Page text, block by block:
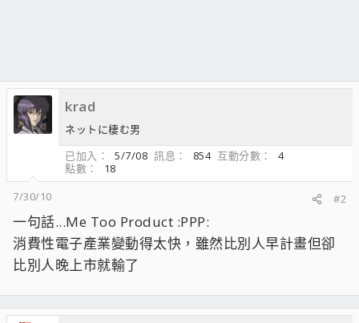
krad
ネットに棲む男
已加入
5/7/08 訊息 854 互動分數
4
點數
18
7/30/10
#2
一句話...Me Too Product :PPP:
消費性電子產業變動得太快，雖然比別人早計畫但卻
比別人晚上市就輸了